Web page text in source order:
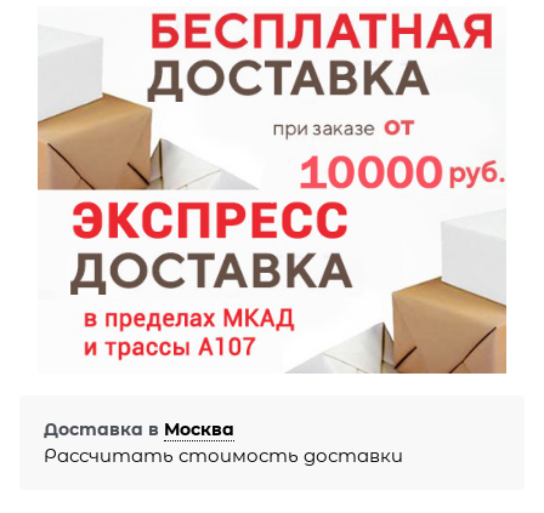
Доставка в Москва
Рассчитать стоимость доставки